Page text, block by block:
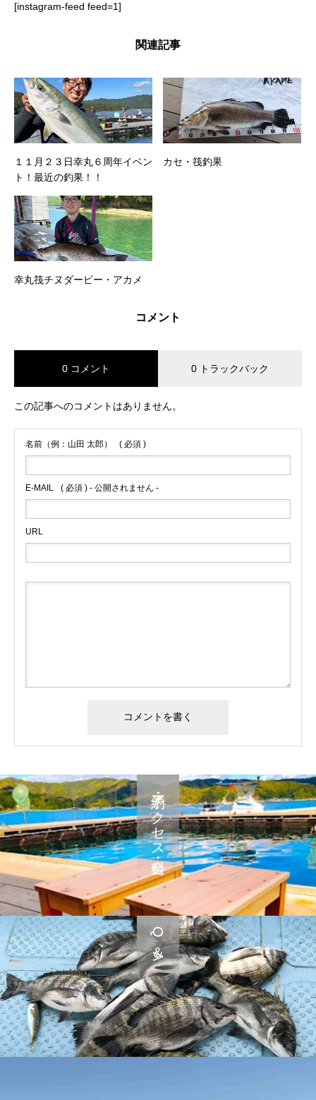
[instagram-feed feed=1]
関連記事
１１月２３日幸丸６周年イベン
ト！最近の釣果！！
カセ・筏釣果
幸丸筏チヌダービー・アカメ
コメント
0 コメント 0 トラックバック
この記事へのコメントはありません。
名前（例：山田 太郎） ( 必須 )
E-MAIL ( 必須 ) - 公開されません -
URL
予約・アクセス・料金
Q＆A